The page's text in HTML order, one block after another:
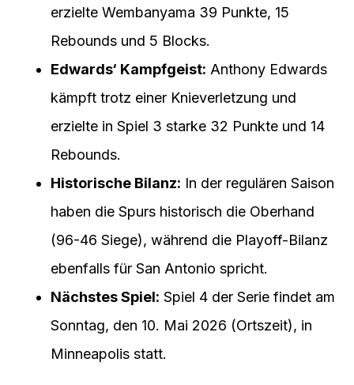
erzielte Wembanyama 39 Punkte, 15
Rebounds und 5 Blocks.
Edwards‘ Kampfgeist: Anthony Edwards
kämpft trotz einer Knieverletzung und
erzielte in Spiel 3 starke 32 Punkte und 14
Rebounds.
Historische Bilanz: In der regulären Saison
haben die Spurs historisch die Oberhand
(96-46 Siege), während die Playoff-Bilanz
ebenfalls für San Antonio spricht.
Nächstes Spiel: Spiel 4 der Serie findet am
Sonntag, den 10. Mai 2026 (Ortszeit), in
Minneapolis statt.